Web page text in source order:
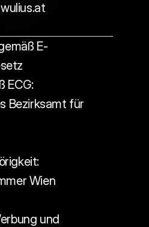
E-
ECG:
Bezirksamt für
Wien
und